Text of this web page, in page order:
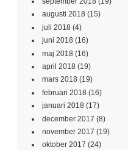
augusti 2018 (15)
juli 2018 (4)
juni 2018 (16)
maj 2018 (16)
april 2018 (19)
mars 2018 (19)
februari 2018 (16)
januari 2018 (17)
december 2017 (8)
november 2017 (19)
oktober 2017 (24)